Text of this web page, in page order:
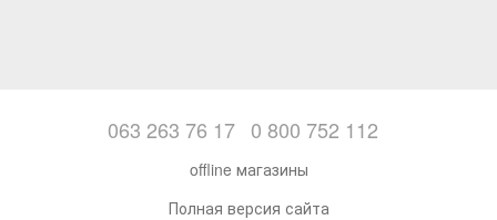
063 263 76 17 0 800 752 112
offline магазины
Полная версия сайта